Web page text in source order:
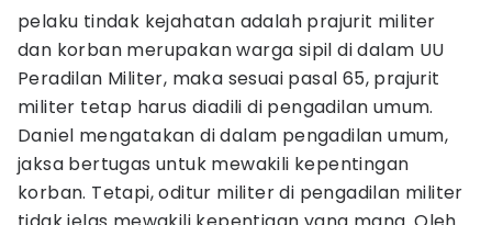
pelaku tindak kejahatan adalah prajurit militer
dan korban merupakan warga sipil di dalam UU
Peradilan Militer, maka sesuai pasal 65, prajurit
militer tetap harus diadili di pengadilan umum.
Daniel mengatakan di dalam pengadilan umum,
jaksa bertugas untuk mewakili kepentingan
korban. Tetapi, oditur militer di pengadilan militer